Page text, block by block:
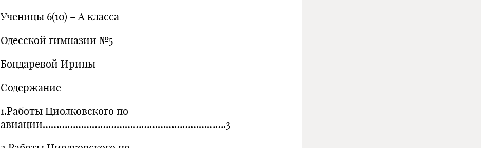
Ученицы 6(10) – А класса
Одесской гимназии №5
Бондаревой Ирины
Содержание
1.Работы Циолковского по
авиации………………………………………………………….3